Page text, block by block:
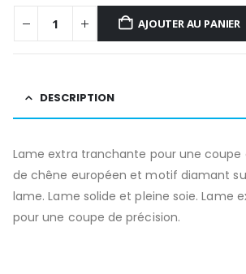
AJOUTER AU PANIER
DESCRIPTION
Lame extra tranchante pour une coupe
de chêne européen et motif diamant
lame. Lame solide et pleine soie. Lame
pour une coupe de précision.